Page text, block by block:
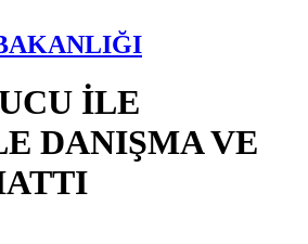
İLE
DANIŞMA VE